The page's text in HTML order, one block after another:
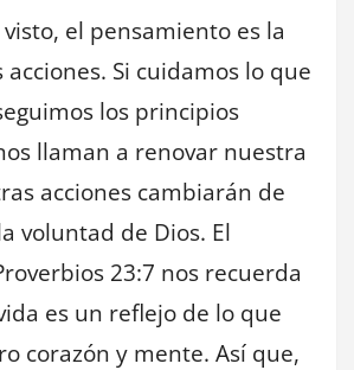
el pensamiento es la
Si cuidamos lo que
los principios
llaman a renovar nuestra
acciones cambiarán de
voluntad de Dios. El
23:7 nos recuerda
es un reflejo de lo que
corazón y mente. Así que,